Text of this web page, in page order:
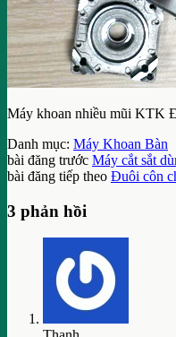
Máy khoan nhiều mũi KTK
Danh mục: Máy Khoan Bàn
bài đăng trước Máy cắt sắt
bài đăng tiếp theo Đuôi côn
3 phản hồi